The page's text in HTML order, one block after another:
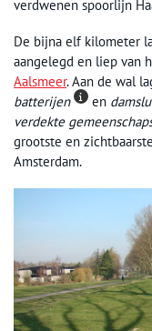
verdwenen spoorlijn
De bijna elf kilometer
aangelegd en liep van
Aalsmeer. Aan de wal
batterijen
en
verdekte
grootste en
Amsterdam.